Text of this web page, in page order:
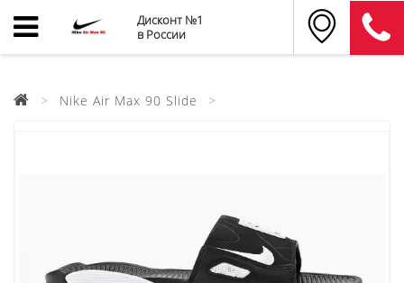
Дисконт №1
в России
Nike Air Max 90 Slide